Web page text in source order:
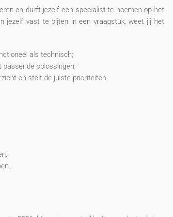
en durft jezelf een specialist te noemen op het
jezelf vast te bijten in een vraagstuk, weet jij het
als technisch;
oplossingen;
en stelt de juiste prioriteiten.